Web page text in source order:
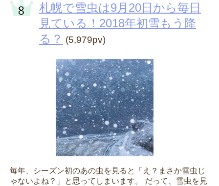
札幌で雪虫は9月20日から毎日
見ている！2018年初雪もう降
る？ (5,979pv)
毎年、シーズン初のあの虫を見ると「え？まさか雪虫じ
ゃないよね？」と思ってしまいます。 だって、雪虫を見